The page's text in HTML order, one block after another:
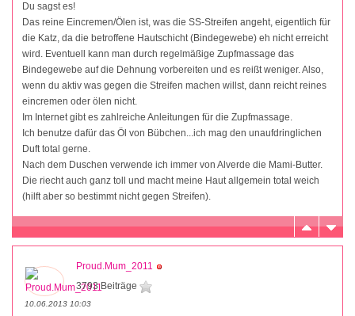
Du sagst es!
Das reine Eincremen/Ölen ist, was die SS-Streifen angeht, eigentlich für
die Katz, da die betroffene Hautschicht (Bindegewebe) eh nicht erreicht
wird. Eventuell kann man durch regelmäßige Zupfmassage das
Bindegewebe auf die Dehnung vorbereiten und es reißt weniger. Also,
wenn du aktiv was gegen die Streifen machen willst, dann reicht reines
eincremen oder ölen nicht.
Im Internet gibt es zahlreiche Anleitungen für die Zupfmassage.
Ich benutze dafür das Öl von Bübchen...ich mag den unaufdringlichen
Duft total gerne.
Nach dem Duschen verwende ich immer von Alverde die Mami-Butter.
Die riecht auch ganz toll und macht meine Haut allgemein total weich
(hilft aber so bestimmt nicht gegen Streifen).
Proud.Mum_2011
3793 Beiträge
10.06.2013 10:03